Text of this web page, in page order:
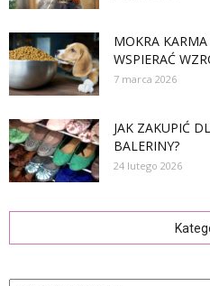
MOKRA
WSPIERAĆ
7 marca 2026
JAK ZAKUPIĆ
BALERINY?
24 lutego 2026
Kategorie